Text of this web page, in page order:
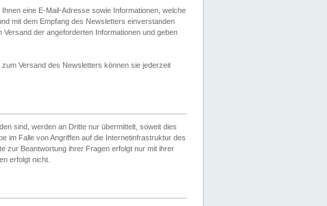
eine E-Mail-Adresse sowie Informationen, welche
mit dem Empfang des Newsletters einverstanden
der angeforderten Informationen und geben
Versand des Newsletters können sie jederzeit
sind, werden an Dritte nur übermittelt, soweit dies
im Falle von Angriffen auf die Internetinfrastruktur des
zur Beantwortung ihrer Fragen erfolgt nur mit ihrer
erfolgt nicht.